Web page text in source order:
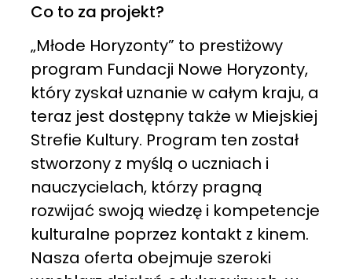
Co to za projekt?
„Młode Horyzonty” to prestiżowy
program Fundacji Nowe Horyzonty,
który zyskał uznanie w całym kraju, a
teraz jest dostępny także w Miejskiej
Strefie Kultury. Program ten został
stworzony z myślą o uczniach i
nauczycielach, którzy pragną
rozwijać swoją wiedzę i kompetencje
kulturalne poprzez kontakt z kinem.
Nasza oferta obejmuje szeroki